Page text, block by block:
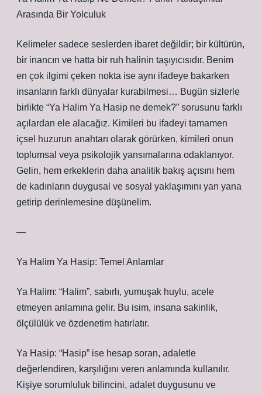
Arasında Bir Yolculuk
Kelimeler sadece seslerden ibaret değildir; bir kültürün,
bir inancın ve hatta bir ruh halinin taşıyıcısıdır. Benim
en çok ilgimi çeken nokta ise aynı ifadeye bakarken
insanların farklı dünyalar kurabilmesi… Bugün sizlerle
birlikte “Ya Halim Ya Hasip ne demek?” sorusunu farklı
açılardan ele alacağız. Kimileri bu ifadeyi tamamen
içsel huzurun anahtarı olarak görürken, kimileri onun
toplumsal veya psikolojik yansımalarına odaklanıyor.
Gelin, hem erkeklerin daha analitik bakış açısını hem
de kadınların duygusal ve sosyal yaklaşımını yan yana
getirip derinlemesine düşünelim.
—
Ya Halim Ya Hasip: Temel Anlamlar
Ya Halim: “Halim”, sabırlı, yumuşak huylu, acele
etmeyen anlamına gelir. Bu isim, insana sakinlik,
ölçülülük ve özdenetim hatırlatır.
Ya Hasip: “Hasip” ise hesap soran, adaletle
değerlendiren, karşılığını veren anlamında kullanılır.
Kişiye sorumluluk bilincini, adalet duygusunu ve